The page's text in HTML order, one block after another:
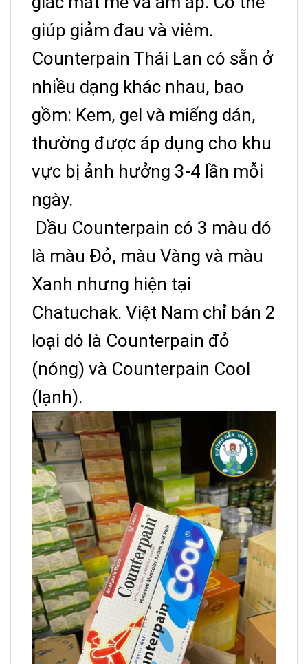
giúp giảm đau và viêm.
Counterpain Thái Lan có sẵn ở
nhiều dạng khác nhau, bao
gồm: Kem, gel và miếng dán,
thường được áp dụng cho khu
vực bị ảnh hưởng 3-4 lần mỗi
ngày.
Dầu Counterpain có 3 màu dó
là màu Đỏ, màu Vàng và màu
Xanh nhưng hiện tại
Chatuchak. Việt Nam chỉ bán 2
loại dó là Counterpain đỏ
(nóng) và Counterpain Cool
(lạnh).